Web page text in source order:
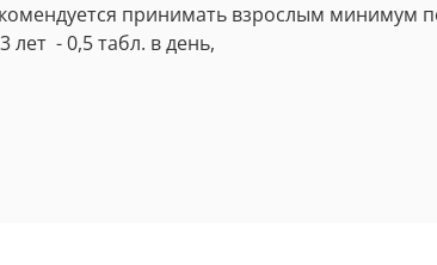
принимать взрослым минимум
лет - 0,5 табл. в день,